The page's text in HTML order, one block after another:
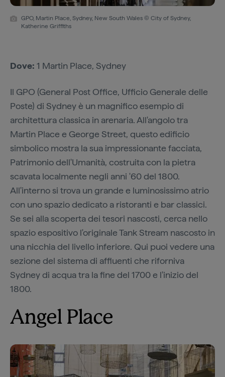
GPO, Martin Place, Sydney, New South Wales © City of Sydney,
Katherine Griffiths
Dove: 1 Martin Place, Sydney
Il GPO (General Post Office, Ufficio Generale delle
Poste) di Sydney è un magnifico esempio di
architettura classica in arenaria. All'angolo tra
Martin Place e George Street, questo edificio
simbolico mostra la sua impressionante facciata,
Patrimonio dell'Umanità, costruita con la pietra
scavata localmente negli anni '60 del 1800.
All'interno si trova un grande e luminosissimo atrio
con uno spazio dedicato a ristoranti e bar classici.
Se sei alla scoperta dei tesori nascosti, cerca nello
spazio espositivo l'originale Tank Stream nascosto in
una nicchia del livello inferiore. Qui puoi vedere una
sezione del sistema di affluenti che riforniva
Sydney di acqua tra la fine del 1700 e l'inizio del
1800.
Angel Place